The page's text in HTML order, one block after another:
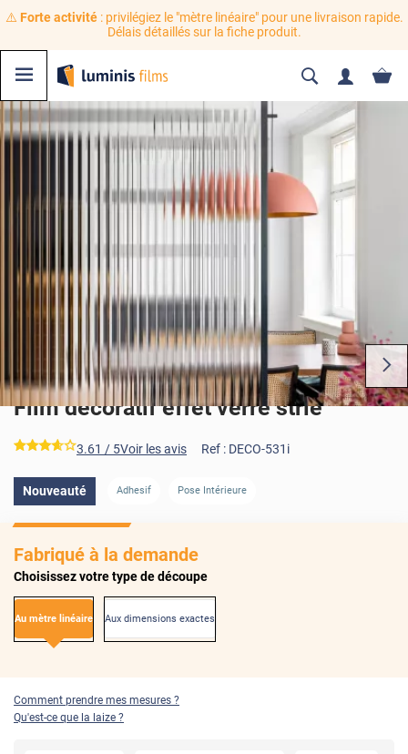
⚠️ Forte activité: privilégiez le "mètre linéaire" pour une livraison rapide.
Délais détaillés sur la fiche produit.
Film décoratif effet verre strié
*****3.61 / 5Voir les avis Ref : DECO-531i
Nouveauté Adhesif Pose Intérieure
Fabriqué à la demande
Choisissez votre type de découpe
Au mètre linéaire Aux dimensions exactes
Comment prendre mes mesures ?
Qu'est-ce que la laize ?